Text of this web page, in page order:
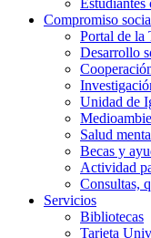
Compromiso
Portal de la
Desarrollo
Unidad de
Salud
Becas y
Actividad
Consultas,
Servicios
Bibliotecas
Tarjeta